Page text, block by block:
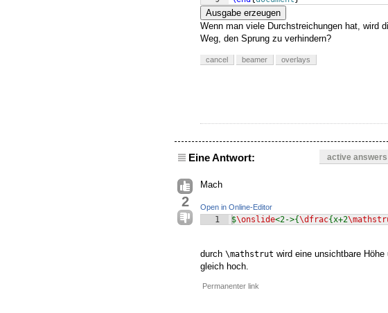
Ausgabe erzeugen
Wenn man viele Durchstreichungen hat, wird
Weg, den Sprung zu verhindern?
cancel beamer overlays
Eine Antwort: active answers
2
Mach
Open in Online-Editor
1 $\onslide<2->{\dfrac{x+2
durch \mathstrut wird eine unsichtbare
gleich hoch.
Permanenter link